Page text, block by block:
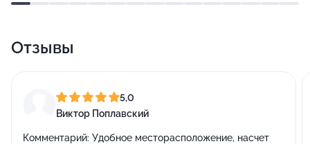
Отзывы
5,0
Виктор Поплавский
Комментарий: Удобное месторасположение, насчет